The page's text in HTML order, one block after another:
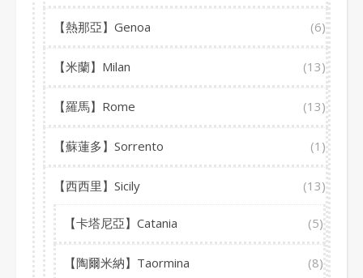
【熱那亞】Genoa (6)
【米蘭】Milan (13)
【羅馬】Rome (13)
【蘇蓮多】Sorrento (1)
【西西里】Sicily (13)
【卡塔尼亞】Catania (5)
【陶爾米納】Taormina (8)